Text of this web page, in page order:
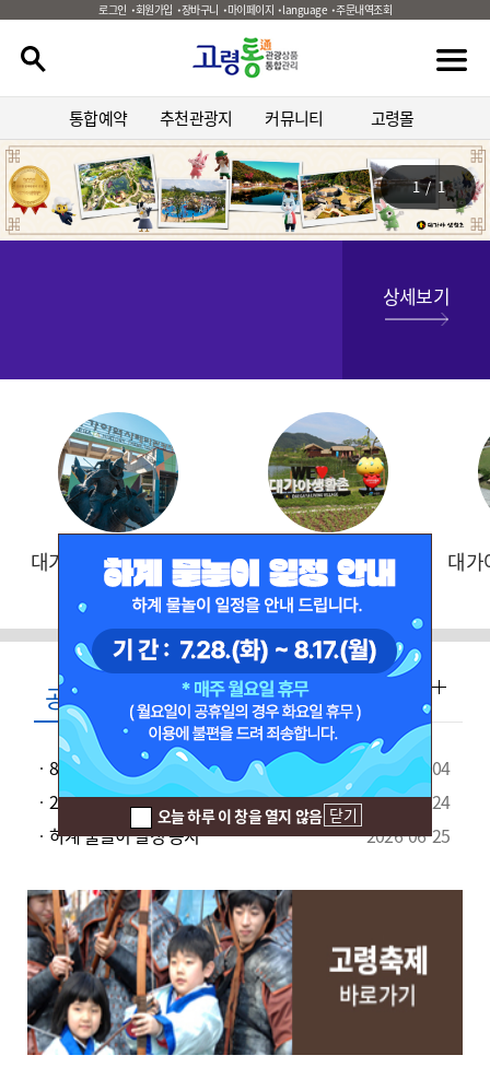
로그인 회원가입 장바구니 마이페이지 language 주문내역조회
통합예약 추천관광지 커뮤니티 고령몰
1 / 1
상세보기
대가야역사테마관광지 대가야생활촌 대가
공지사항 이벤트
8월 대체공휴일 운영 안내.
2026-08-04
2026년 고령 국가유산 야행 행사로 인한 일...
2026-07-24
하계 물놀이 일정 공지
2026-06-25
오늘 하루 이 창을 열지 않음 닫기